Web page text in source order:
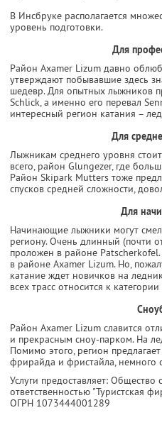
В Инсбруке располагается
уровень подготовки.
Для
Район Axamer Lizum давно
утверждают побывавшие здесь
шедевр. Для опытных лыжников
Schlick, а именно его перевал
интересный регион катания –
Для
Лыжникам среднего уровня
всего, район Glungezer, где
Район Skipark Mutters тоже
спусков средней сложности,
Для
Начинающие лыжники могут
региону. Очень длинный (почти
проложен в районе
в районе Axamer Lizum. Но,
катание ждет новичков на
всех трасс относится к
Район Axamer Lizum славится
и прекрасным сноу-парком. На
Помимо этого, регион
фрирайда и фристайла, немного
Услуги предоставляет: Общество
ответственностью "Туристская
ОГРН 1073444001289